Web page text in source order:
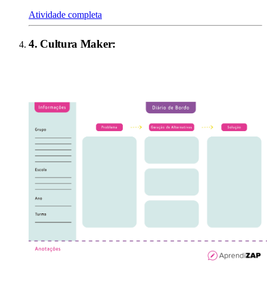
Atividade completa
4. Cultura Maker: